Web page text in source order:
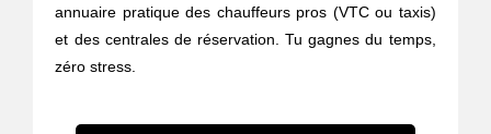
annuaire pratique des chauffeurs pros (VTC ou taxis)
et des centrales de réservation. Tu gagnes du temps,
zéro stress.